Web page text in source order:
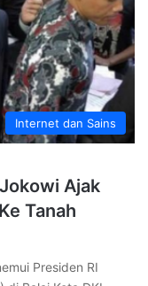
Internet dan Sains
Ajak
Tanah
Presiden RI